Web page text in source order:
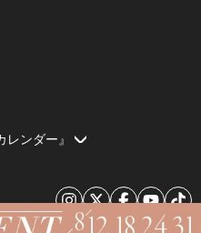
ンダー』
2026 by Tokyo Calendar, Inc.